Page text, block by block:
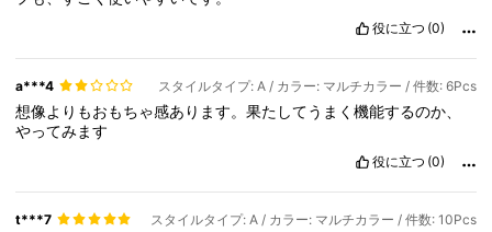
役に立つ (0)
a***4 スタイルタイプ: A / カラー: マルチカラー / 件数: 6Pcs
想像よりもおもちゃ感あります。果たしてうまく機能するのか、
やってみます
役に立つ (0)
t***7 スタイルタイプ: A / カラー: マルチカラー / 件数: 10Pcs